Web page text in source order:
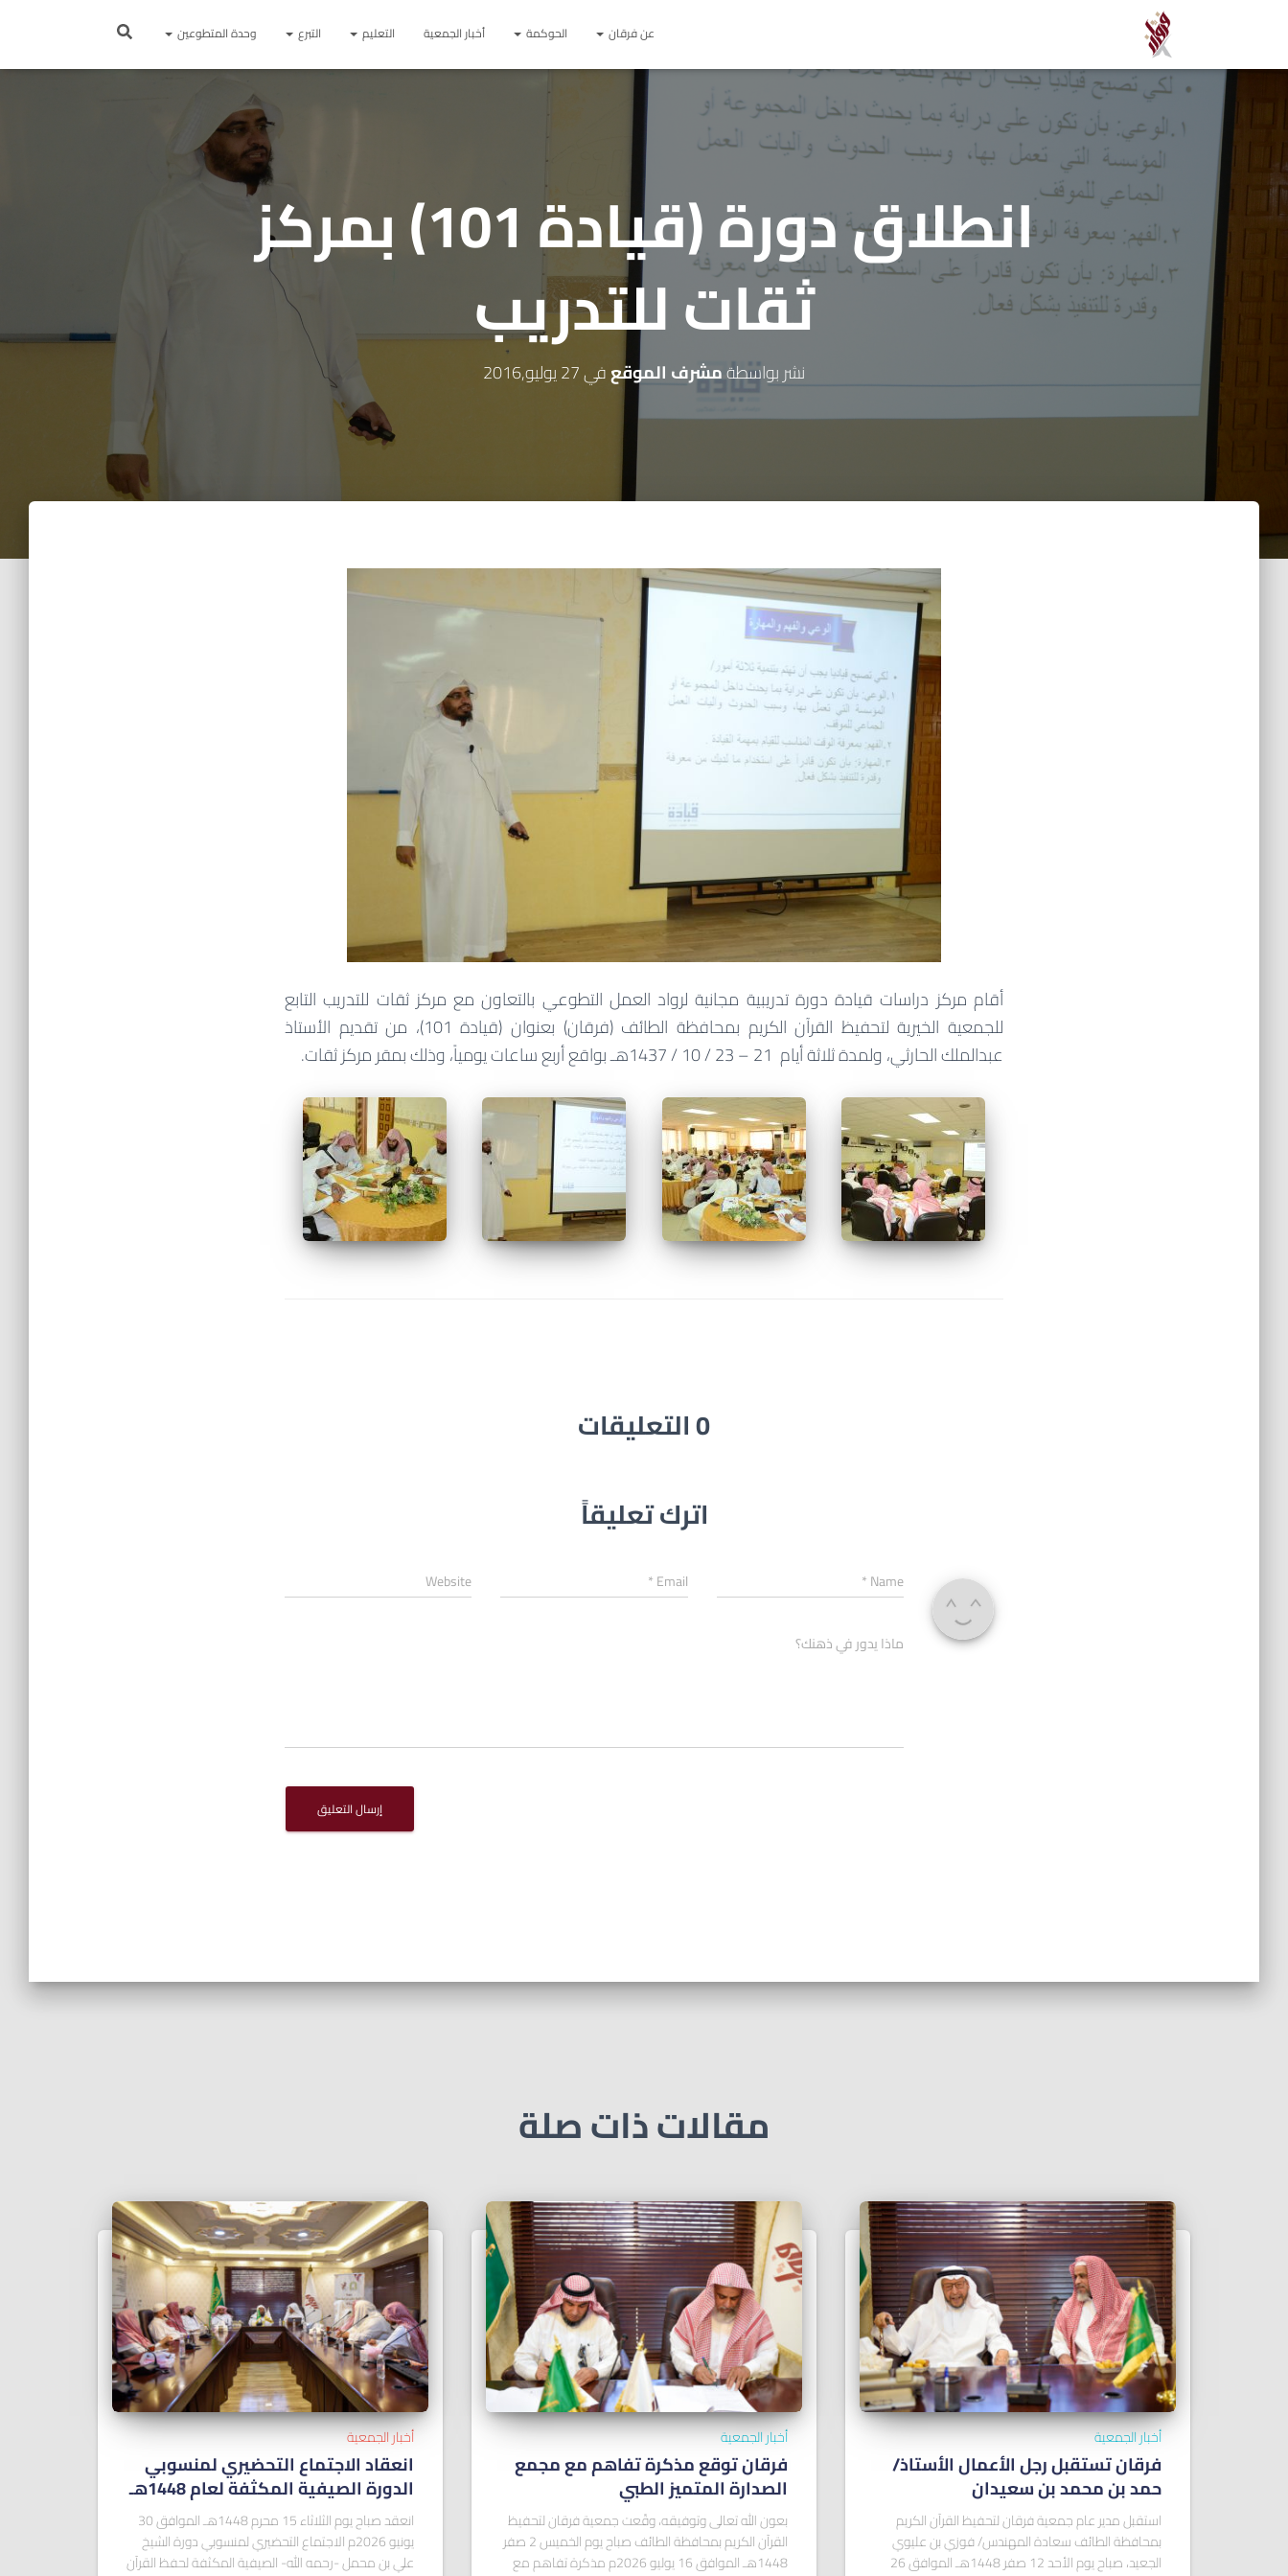
عن فرقان الحوكمة أخبار الجمعية التعليم التبرع وحدة المتطوعين
انطلاق دورة (قيادة 101) بمركز
ثقات للتدريب
نشر بواسطةمشرف الموقعفي27 يوليو,2016
أقام مركز دراسات قيادة دورة تدريبية مجانية لرواد العمل التطوعي بالتعاون مع مركز ثقات للتدريب التابع
للجمعية الخيرية لتحفيظ القرآن الكريم بمحافظة الطائف (فرقان) بعنوان (قيادة 101)، من تقديم الأستاذ
عبدالملك الحارثي، ولمدة ثلاثة أيام 21 – 23 / 10 / 1437هـ بواقع أربع ساعات يومياً، وذلك بمقر مركز ثقات.
0 التعليقات
اترك تعليقاً
Name
*
Email
*
Website
ماذا يدور في ذهنك؟
مقالات ذات صلة
أخبار الجمعية
فرقان تستقبل رجل الأعمال الأستاذ/
ﺣﻤﺪ ﺑﻦ ﻣﺤﻤﺪ ﺑﻦ ﺳﻌﻴﺪان
استقبل مدير عام جمعية فرقان لتحفيظ القرآن الكريم
بمحافظة الطائف سعادة المهندس/ فوزي بن عليوي
الجعيد، صباح يوم الأحد 12 صفر 1448هـ الموافق 26
أخبار الجمعية
فرقان توقع مذكرة تفاهم مع مجمع
الصدارة المتميز الطبي
بعون الله تعالى وتوفيقه، وقّعت جمعية فرقان لتحفيظ
القرآن الكريم بمحافظة الطائف صباح يوم الخميس 2 صفر
1448هـ الموافق 16 يوليو 2026م مذكرة تفاهم مع
أخبار الجمعية
انعقاد الاجتماع التحضيري لمنسوبي
الدورة الصيفية المكثفة لعام 1448هـ
انعقد صباح يوم الثلاثاء 15 محرم 1448هـ الموافق 30
يونيو 2026م الاجتماع التحضيري لمنسوبي دورة الشيخ
علي بن محمل -رحمه الله- الصيفية المكثفة لحفظ القرآن